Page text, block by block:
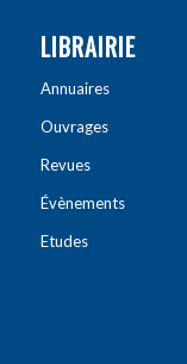
LIBRAIRIE
Annuaires
Ouvrages
Revues
Évènements
Etudes